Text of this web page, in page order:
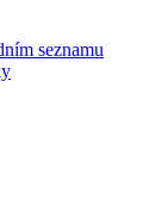
seznamu